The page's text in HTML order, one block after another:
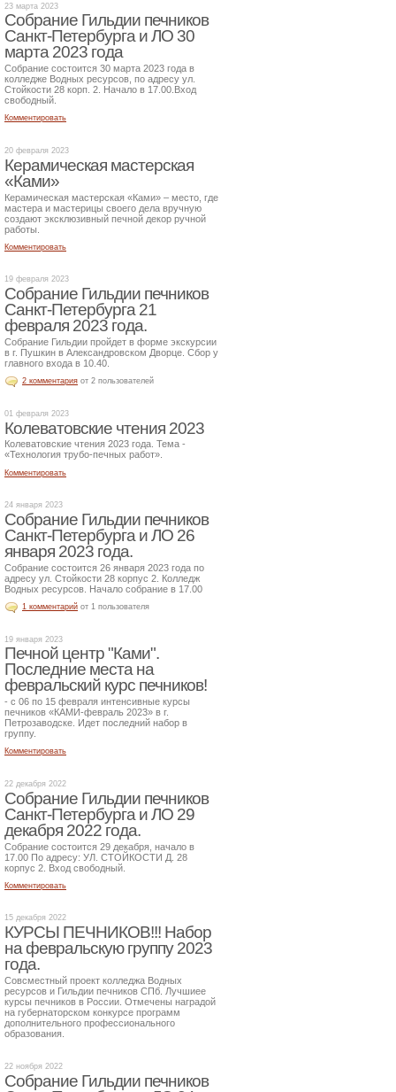
23 марта 2023
Собрание Гильдии печников
Санкт-Петербурга и ЛО 30
марта 2023 года
Собрание состоится 30 марта 2023 года в
колледже Водных ресурсов, по адресу ул.
Стойкости 28 корп. 2. Начало в 17.00.Вход
свободный.
Комментировать
20 февраля 2023
Керамическая мастерская
«Ками»
Керамическая мастерская «Ками» – место, где
мастера и мастерицы своего дела вручную
создают эксклюзивный печной декор ручной
работы.
Комментировать
19 февраля 2023
Собрание Гильдии печников
Санкт-Петербурга 21
февраля 2023 года.
Собрание Гильдии пройдет в форме экскурсии
в г. Пушкин в Александровском Дворце. Сбор у
главного входа в 10.40.
2 комментария от 2 пользователей
01 февраля 2023
Колеватовские чтения 2023
Колеватовские чтения 2023 года. Тема -
«Технология трубо-печных работ».
Комментировать
24 января 2023
Собрание Гильдии печников
Санкт-Петербурга и ЛО 26
января 2023 года.
Собрание состоится 26 января 2023 года по
адресу ул. Стойкости 28 корпус 2. Колледж
Водных ресурсов. Начало собрание в 17.00
1 комментарий от 1 пользователя
19 января 2023
Печной центр "Ками".
Последние места на
февральский курс печников!
- с 06 по 15 февраля интенсивные курсы
печников «КАМИ-февраль 2023» в г.
Петрозаводске. Идет последний набор в
группу.
Комментировать
22 декабря 2022
Собрание Гильдии печников
Санкт-Петербурга и ЛО 29
декабря 2022 года.
Собрание состоится 29 декабря, начало в
17.00 По адресу: УЛ. СТОЙКОСТИ Д. 28
корпус 2. Вход свободный.
Комментировать
15 декабря 2022
КУРСЫ ПЕЧНИКОВ!!! Набор
на февральскую группу 2023
года.
Совсместный проект колледжа Водных
ресурсов и Гильдии печников СПб. Лучшиее
курсы печников в России. Отмечены наградой
на губернаторском конкурсе программ
дополнительного профессионального
образования.
22 ноября 2022
Собрание Гильдии печников